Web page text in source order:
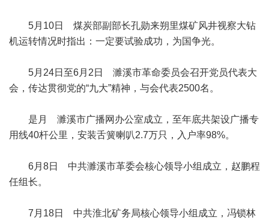
5月10日 煤炭部副部长孔勋来朔里煤矿风井视察大钻
机运转情况时指出：一定要试验成功，为国争光。
5月24日至6月2日 濉溪市革命委员会召开党员代表大
会，传达贯彻党的“九大”精神，与会代表2500名。
是月 濉溪市广播网办公室成立，至年底共架设广播专
用线40杆公里，安装舌簧喇叭2.7万只，入户率98%。
6月8日 中共濉溪市革委会核心领导小组成立，赵鹏程
任组长。
7月18日 中共淮北矿务局核心领导小组成立，冯锁林